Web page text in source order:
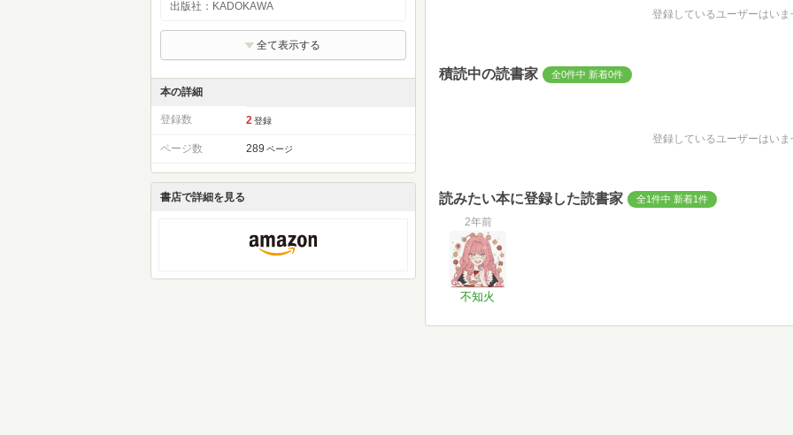
出版社：KADOKAWA
全て表示する
本の詳細
登録数 2 登録
ページ数 289 ページ
書店で詳細を見る
登録しているユーザーはいま
積読中の読書家 全0件中 新着0件
登録しているユーザーはいま
読みたい本に登録した読書家 全1件中 新着1件
2年前
不知火